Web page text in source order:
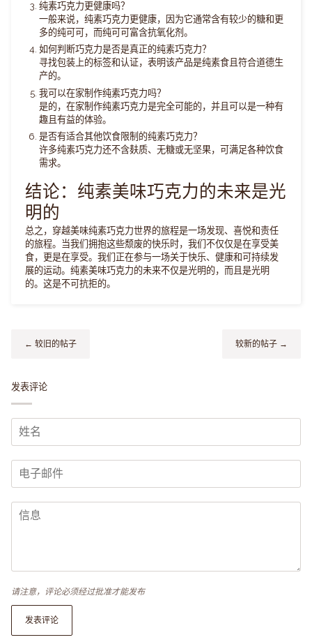
纯素巧克力更健康吗？
一般来说，纯素巧克力更健康，因为它通常含有较少的糖和更
多的纯可可，而纯可可富含抗氧化剂。
如何判断巧克力是否是真正的纯素巧克力？
寻找包装上的标签和认证，表明该产品是纯素食且符合道德生
产的。
我可以在家制作纯素巧克力吗？
是的，在家制作纯素巧克力是完全可能的，并且可以是一种有
趣且有益的体验。
是否有适合其他饮食限制的纯素巧克力？
许多纯素巧克力还不含麸质、无糖或无坚果，可满足各种饮食
需求。
结论：纯素美味巧克力的未来是光
明的
总之，穿越美味纯素巧克力世界的旅程是一场发现、喜悦和责任
的旅程。当我们拥抱这些颓废的快乐时，我们不仅仅是在享受美
食，更是在享受。我们正在参与一场关于快乐、健康和可持续发
展的运动。纯素美味巧克力的未来不仅是光明的，而且是光明
的。这是不可抗拒的。
← 较旧的帖子 较新的帖子 →
发表评论
请注意，评论必须经过批准才能发布
发表评论